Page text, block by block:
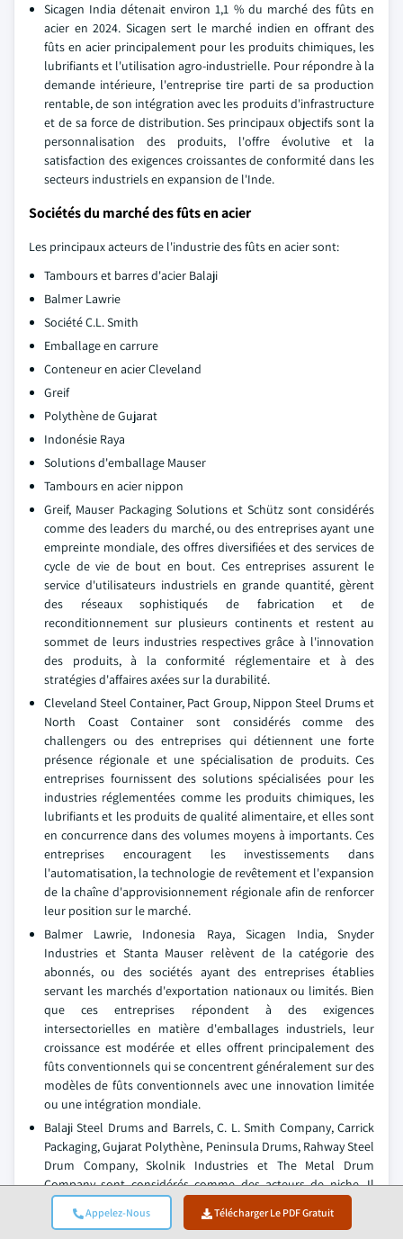
Appelez-Nous Télécharger Le PDF Gratuit
Sicagen India détenait environ 1,1 % du marché des fûts en
acier en 2024. Sicagen sert le marché indien en offrant des
fûts en acier principalement pour les produits chimiques, les
lubrifiants et l'utilisation agro-industrielle. Pour répondre à la
demande intérieure, l'entreprise tire parti de sa production
rentable, de son intégration avec les produits d'infrastructure
et de sa force de distribution. Ses principaux objectifs sont la
personnalisation des produits, l'offre évolutive et la
satisfaction des exigences croissantes de conformité dans les
secteurs industriels en expansion de l'Inde.
Sociétés du marché des fûts en acier
Les principaux acteurs de l'industrie des fûts en acier sont:
Tambours et barres d'acier Balaji
Balmer Lawrie
Société C.L. Smith
Emballage en carrure
Conteneur en acier Cleveland
Greif
Polythène de Gujarat
Indonésie Raya
Solutions d'emballage Mauser
Tambours en acier nippon
Greif, Mauser Packaging Solutions et Schütz sont considérés
comme des leaders du marché, ou des entreprises ayant une
empreinte mondiale, des offres diversifiées et des services de
cycle de vie de bout en bout. Ces entreprises assurent le
service d'utilisateurs industriels en grande quantité, gèrent
des réseaux sophistiqués de fabrication et de
reconditionnement sur plusieurs continents et restent au
sommet de leurs industries respectives grâce à l'innovation
des produits, à la conformité réglementaire et à des
stratégies d'affaires axées sur la durabilité.
Cleveland Steel Container, Pact Group, Nippon Steel Drums et
North Coast Container sont considérés comme des
challengers ou des entreprises qui détiennent une forte
présence régionale et une spécialisation de produits. Ces
entreprises fournissent des solutions spécialisées pour les
industries réglementées comme les produits chimiques, les
lubrifiants et les produits de qualité alimentaire, et elles sont
en concurrence dans des volumes moyens à importants. Ces
entreprises encouragent les investissements dans
l'automatisation, la technologie de revêtement et l'expansion
de la chaîne d'approvisionnement régionale afin de renforcer
leur position sur le marché.
Balmer Lawrie, Indonesia Raya, Sicagen India, Snyder
Industries et Stanta Mauser relèvent de la catégorie des
abonnés, ou des sociétés ayant des entreprises établies
servant les marchés d'exportation nationaux ou limités. Bien
que ces entreprises répondent à des exigences
intersectorielles en matière d'emballages industriels, leur
croissance est modérée et elles offrent principalement des
fûts conventionnels qui se concentrent généralement sur des
modèles de fûts conventionnels avec une innovation limitée
ou une intégration mondiale.
Balaji Steel Drums and Barrels, C. L. Smith Company, Carrick
Packaging, Gujarat Polythène, Peninsula Drums, Rahway Steel
Drum Company, Skolnik Industries et The Metal Drum
Company sont considérés comme des acteurs de niche. Il
s'agit d'entreprises desservant des segments étroitement
définis et limitées à des géographies ou à des segments de